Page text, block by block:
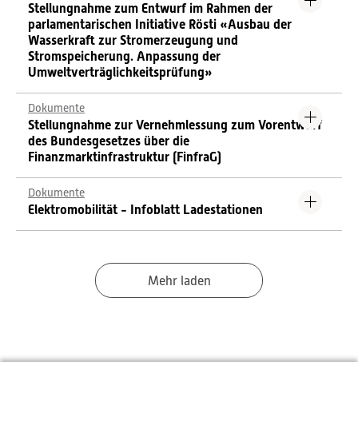
Stellungnahme zum Entwurf im Rahmen der
parlamentarischen Initiative Rösti «Ausbau der
Wasserkraft zur Stromerzeugung und
Stromspeicherung. Anpassung der
Umweltverträglichkeitsprüfung»
Dokumente
Stellungnahme zur Vernehmlessung zum Vorentwurf
des Bundesgesetzes über die
Finanzmarktinfrastruktur (FinfraG)
Dokumente
Elektromobilität - Infoblatt Ladestationen
Mehr laden